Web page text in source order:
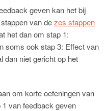
geven kan het bij
van dezes stappen
het dan om stap 1:
soms ook stap 3: Effect van
dan niet gericht op het
om korte oefeningen van
van feedback geven